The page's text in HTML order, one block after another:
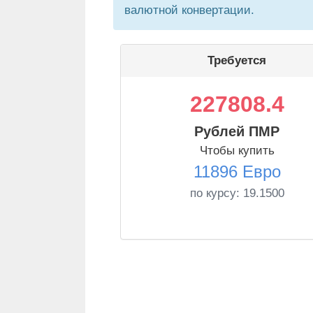
валютной конвертации.
Требуется
227808.4
Рублей ПМР
Чтобы купить
11896 Евро
по курсу: 19.1500